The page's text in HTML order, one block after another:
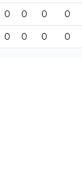
0 0 0 0
0 0 0 0